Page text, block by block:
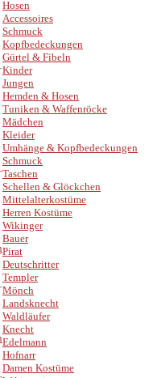
Hosen
Accessoires
Schmuck
Kopfbedeckungen
Gürtel & Fibeln
Kinder
Jungen
Hemden & Hosen
Tuniken & Waffenröcke
Mädchen
Kleider
Umhänge & Kopfbedeckungen
Schmuck
Taschen
Schellen & Glöckchen
Mittelalterkostüme
Herren Kostüme
Wikinger
Bauer
Pirat
Deutschritter
Templer
Mönch
Landsknecht
Waldläufer
Knecht
Edelmann
Hofnarr
Damen Kostüme